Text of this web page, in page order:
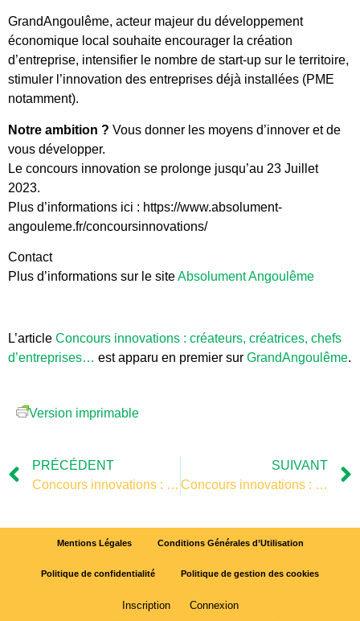
GrandAngoulême, acteur majeur du développement
économique local souhaite encourager la création
d’entreprise, intensifier le nombre de start-up sur le territoire,
stimuler l’innovation des entreprises déjà installées (PME
notamment).
Notre ambition ? Vous donner les moyens d’innover et de
vous développer.
Le concours innovation se prolonge jusqu’au 23 Juillet
2023.
Plus d’informations ici : https://www.absolument-
angouleme.fr/concoursinnovations/
Contact
Plus d’informations sur le siteAbsolument Angoulême
L’article Concours innovations : créateurs, créatrices, chefs
d’entreprises… est apparu en premier sur GrandAngoulême.
Version imprimable
PRÉCÉDENT
Concours innovations : créateurs, créatrices, chefs d’entreprises…
SUIVANT
Concours innovations : créateurs, créatrices, chefs d’entreprises…
Mentions Légales Conditions Générales d’Utilisation
Politique de confidentialité Politique de gestion des cookies
Inscription Connexion